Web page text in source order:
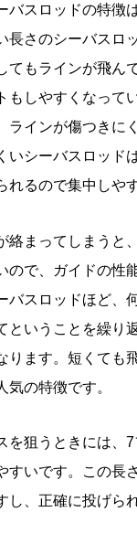
バスロッドの特徴
長さのシーバスロ
てもラインが飛ん
もしやすくなって
ラインが傷つきに
いシーバスロッド
れるので集中しや
絡まってしまうと
ので、ガイドの性
バスロッドほど、
ということを繰り
ります。短くても
気の特徴です。
を狙うときには、
すいです。この長
し、正確に投げら